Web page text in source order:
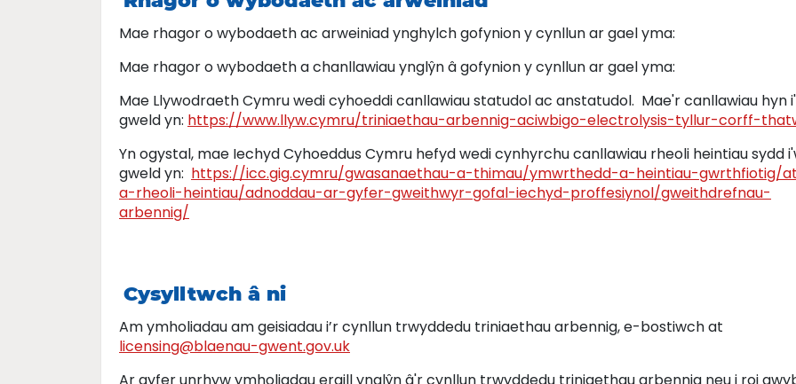
Mae rhagor o wybodaeth ac arweiniad ynghylch gofynion y cynllun ar gael yma:
Mae rhagor o wybodaeth a chanllawiau ynglŷn â gofynion y cynllun ar gael yma:
Mae Llywodraeth Cymru wedi cyhoeddi canllawiau statudol ac anstatudol. Mae'r canllawiau hyn
gweld yn: https://www.llyw.cymru/triniaethau-arbennig-aciwbigo-electrolysis-tyllur-corff-
Yn ogystal, mae Iechyd Cyhoeddus Cymru hefyd wedi cynhyrchu canllawiau rheoli heintiau sydd
gweld yn: https://icc.gig.cymru/gwasanaethau-a-thimau/ymwrthedd-a-heintiau-gwrthfiotig/
a-rheoli-heintiau/adnoddau-ar-gyfer-gweithwyr-gofal-iechyd-proffesiynol/gweithdrefnau-
arbennig/
Cysylltwch â ni
Am ymholiadau am geisiadau i’r cynllun trwyddedu triniaethau arbennig, e-bostiwch at
licensing@blaenau-gwent.gov.uk